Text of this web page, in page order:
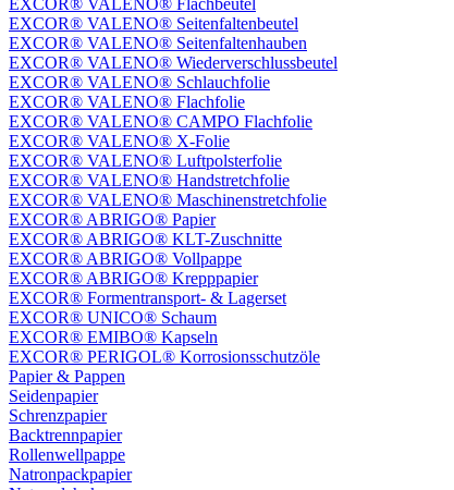
EXCOR® VALENO® Flachbeutel
EXCOR® VALENO® Seitenfaltenbeutel
EXCOR® VALENO® Seitenfaltenhauben
EXCOR® VALENO® Wiederverschlussbeutel
EXCOR® VALENO® Schlauchfolie
EXCOR® VALENO® Flachfolie
EXCOR® VALENO® CAMPO Flachfolie
EXCOR® VALENO® X-Folie
EXCOR® VALENO® Luftpolsterfolie
EXCOR® VALENO® Handstretchfolie
EXCOR® VALENO® Maschinenstretchfolie
EXCOR® ABRIGO® Papier
EXCOR® ABRIGO® KLT-Zuschnitte
EXCOR® ABRIGO® Vollpappe
EXCOR® ABRIGO® Krepppapier
EXCOR® Formentransport- & Lagerset
EXCOR® UNICO® Schaum
EXCOR® EMIBO® Kapseln
EXCOR® PERIGOL® Korrosionsschutzöle
Papier & Pappen
Seidenpapier
Schrenzpapier
Backtrennpapier
Rollenwellpappe
Natronpackpapier